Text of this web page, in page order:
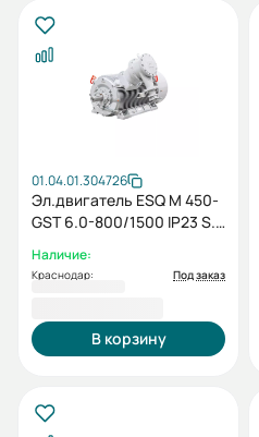
01.04.01.304726
Эл.двигатель ESQ M 450-
GST 6.0-800/1500 IP23 S.F.
Наличие:
Краснодар: Под заказ
В корзину